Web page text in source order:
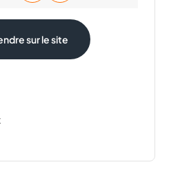
09:30 - 20:00
09:30 - 20:00
sur le site